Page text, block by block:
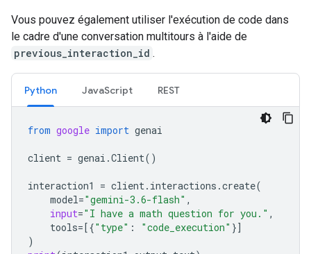
Vous pouvez également utiliser l'exécution de code dans
le cadre d'une conversation multitours à l'aide de
previous_interaction_id .
Python JavaScript REST
from google import genai
client = genai .Client()
interaction1 = client. interactions .create(
model="gemini-3.6-flash" ,
input="I have a math question for you." ,
tools=[{"type" : "code_execution" }]
)